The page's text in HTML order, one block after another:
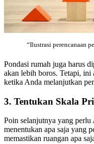
“Ilustrasi perencanaan
Pondasi rumah juga harus
akan lebih boros. Tetapi, ini
ketika Anda melanjutkan
3. Tentukan Skala
Poin selanjutnya yang perlu
menentukan apa saja yang
memastikan ruangan apa